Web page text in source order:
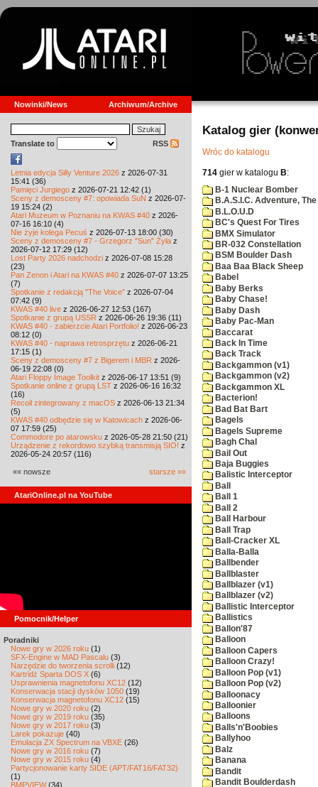
Nowinki/News Archiwum/Archive
Translate to RSS
Letnia edycja Silly Venture 2026 z 2026-07-31
15:41 (36)
Pamięci Jurgiego z 2026-07-21 12:42 (1)
Sceny z demosceny #7: opowiada SuN z 2026-07-
19 15:24 (2)
Atari Muzeum w Poznaniu na KWAS #40 z 2026-
07-16 16:10 (4)
Nie żyje kolega Pecuś z 2026-07-13 18:00 (30)
Sceny z demosceny #7 - Grzegorz "Sun" Żyła z
2026-07-12 17:29 (12)
Lost Party 2026 nadchodzi z 2026-07-08 15:28
(23)
Pan Zenon i Atari na KWAS #40 z 2026-07-07 13:25
(7)
Spotkanie z redakcją "The Voice" z 2026-07-04
07:42 (9)
KWAS #40 live z 2026-06-27 12:53 (167)
Spotkanie z grupą USSR z 2026-06-26 19:36 (11)
KWAS #40 - zabierzcie Atari Portfolio! z 2026-06-23
08:12 (0)
KWAS #40 - naprawa retrosprzętu z 2026-06-21
17:15 (1)
Sceny z demosceny #7 z Bigerem i MBR z 2026-
06-19 22:08 (0)
Atari Floppy Image Toolkit z 2026-06-17 13:51 (9)
Spotkanie online z grupą LST z 2026-06-16 16:32
(16)
Recoil zintegrowany z macOS z 2026-06-13 21:34
(5)
KWAS #40 odbędzie się w Katowicach z 2026-06-
07 17:59 (25)
Commodore po atarowsku z 2026-05-28 21:50 (21)
Urządzenie z rekordowo szybką transmisją SIO! z
2026-05-24 20:57 (116)
«« nowsze starsze »»
AtariOnline.pl na YouTube
Pomocnik/Helper
Poradniki
Nowe gry w 2026 roku (1)
SFX-Engine w MAD Pascalu (3)
Narzędzie do tworzenia scrolli (12)
Kartridż Sparta DOS X (6)
Usprawnienia magnetofonu XC12 (12)
Konserwacja stacji dysków 1050 (19)
Konserwacja magnetofonu XC12 (15)
Nowe gry w 2020 roku (2)
Nowe gry w 2019 roku (35)
Nowe gry w 2017 roku (3)
Larek pokazuje (40)
Emulacja ZX Spectrum na VBXE (26)
Nowe gry w 2016 roku (7)
Nowe gry w 2015 roku (4)
Partycjonowanie karty SIDE (APT/FAT16/FAT32)
(1)
BMPVIEW(34)
Katalog gier
Wróc do katalogu
714 gier w katalogu B:
B-1 Nuclear Bomber
B.A.S.I.C. Adventure, The
B.L.O.U.D
BC's Quest For Tires
BMX Simulator
BR-032 Constellation
BSM Boulder Dash
Baa Baa Black Sheep
Babel
Baby Berks
Baby Chase!
Baby Dash
Baby Pac-Man
Baccarat
Back In Time
Back Track
Backgammon (v1)
Backgammon (v2)
Backgammon XL
Bacterion!
Bad Bat Bart
Bagels
Bagels Supreme
Bagh Chal
Bail Out
Baja Buggies
Balistic Interceptor
Ball
Ball 1
Ball 2
Ball Harbour
Ball Trap
Ball-Cracker XL
Balla-Balla
Ballbender
Ballblaster
Ballblazer (v1)
Ballblazer (v2)
Ballistic Interceptor
Ballistics
Ballon'87
Balloon
Balloon Capers
Balloon Crazy!
Balloon Pop (v1)
Balloon Pop (v2)
Balloonacy
Balloonier
Balloons
Balls'n'Boobies
Ballyhoo
Balz
Banana
Bandit
Bandit Boulderdash